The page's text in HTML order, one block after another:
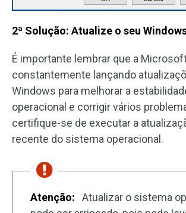
2ª Solução: Atualize o seu
É importante lembrar que a
constantemente lançando
Windows para melhorar a
operacional e corrigir vários
certifique-se de executar a
recente do sistema operacional.
Atenção:
Atualizar o sistema